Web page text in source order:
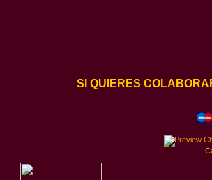
SI QUIERES